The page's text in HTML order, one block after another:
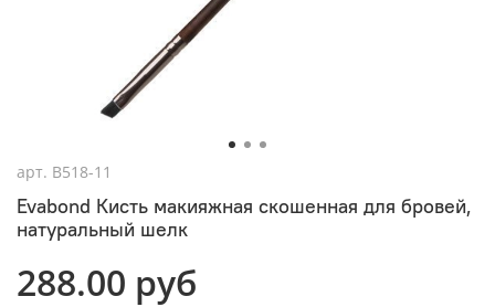
арт. В518-11
Evabond Кисть макияжная скошенная для бровей,
натуральный шелк
288.00 руб